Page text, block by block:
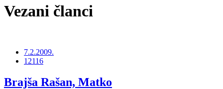
Vezani članci
7.2.2009.
12116
Brajša Rašan, Matko